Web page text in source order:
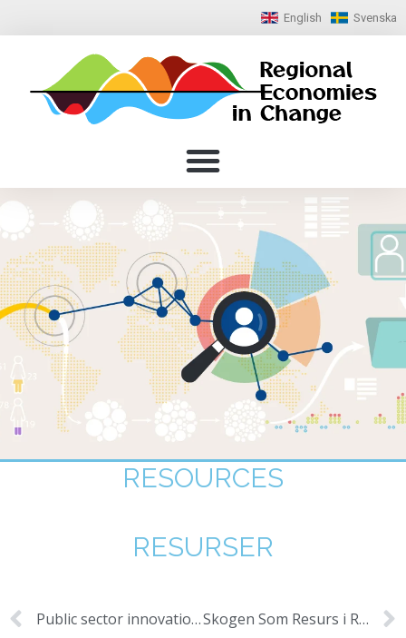
English Svenska
RESOURCES
RESURSER
Public sector innovation in Värmland (Sweden) and Finnish Lapland (Finland) Skogen Som Resurs i Region Västernorrland – Näringslivsanalys 2002-2015